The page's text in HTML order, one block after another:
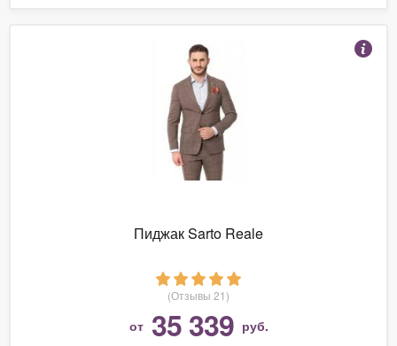
Пиджак Sarto Reale
(Отзывы 21)
от 35 339 руб.